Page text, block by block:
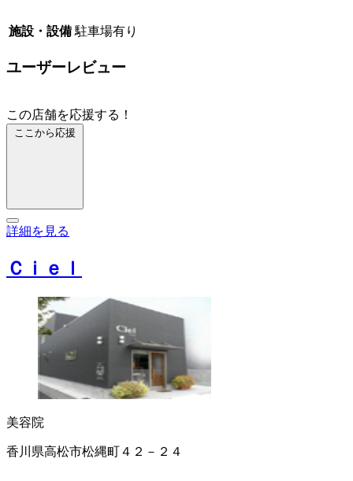
施設・設備 駐車場有り
ユーザーレビュー
この店舗を応援する！
ここから応援
詳細を見る
Ｃｉｅｌ
美容院
香川県高松市松縄町４２－２４